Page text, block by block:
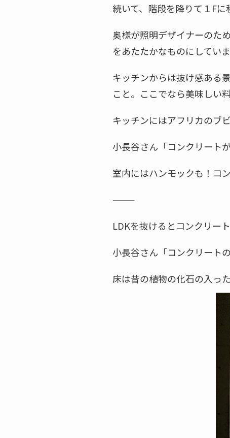
続いて、階段を降りて１Fに
奥様が照明デザイナーのた
をあたたかなものにしていま
キッチンからは抜け感ある
こと。ここでなら美味しい
キッチンにはアフリカのブ
小長谷さん「コンクリート
室内にはハンモックも！コ
———
LDKを抜けるとコンクリー
小長谷さん「コンクリート
床は昔の植物の化石の入っ